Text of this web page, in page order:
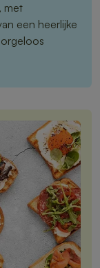
met
een heerlijke